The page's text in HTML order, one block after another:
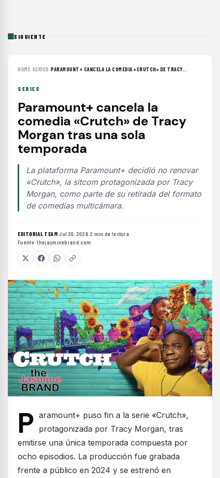
SIGUIENTE
HOME› SERIES ›PARAMOUNT+ CANCELA LA COMEDIA «CRUTCH» DE TRACY...
SERIES
Paramount+ cancela la
comedia «Crutch» de Tracy
Morgan tras una sola
temporada
La plataforma Paramount+ decidió no renovar
«Crutch», la sitcom protagonizada por Tracy
Morgan, como parte de su retirada del formato
de comedias multicámara.
EDITORIAL TEAM·Jul 30, 2026·2 min de lectura·
Fuente:thejasminebrand.com
P aramount+ puso fin a la serie «Crutch»,
protagonizada por Tracy Morgan, tras
emitirse una única temporada compuesta por
ocho episodios. La producción fue grabada
frente a público en 2024 y se estrenó en